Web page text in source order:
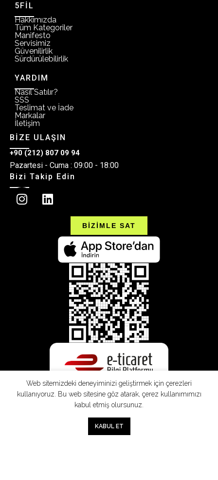
5FİL
Hakkımızda
Tüm Kategoriler
Manifesto
Servisimiz
Güvenilirlik
Sürdürülebilirlik
YARDIM
Nasıl Satılır?
SSS
Teslimat ve İade
Markalar
İletişim
BİZE ULAŞIN
+90 (212) 807 09 94
Pazartesi - Cuma : 09:00 - 18:00
Bizi Takip Edin
BİZİMLE SAT
Web sitemizdeki deneyiminizi geliştirmek için çerezleri
kullanıyoruz. Bu web sitesine göz atarak, çerez kullanımımızı
kabul etmiş olursunuz.
KABUL ET
Sepet